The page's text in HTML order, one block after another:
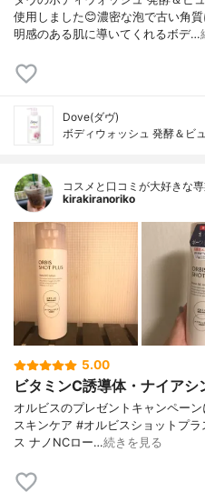
使用しました😊濃密な泡で古い角
明感のある肌に導いてくれるボデ…
Dove(ダヴ)
ボディウォッシュ 発酵＆ビ
コスメと口コミが大好きな
kirakiranoriko
5.00
ビタミンC誘導体・ナイア
オルビスのプレゼントキャンペー
スキンケア #オルビスショットプ
ス ナノNCロー…続きを見る